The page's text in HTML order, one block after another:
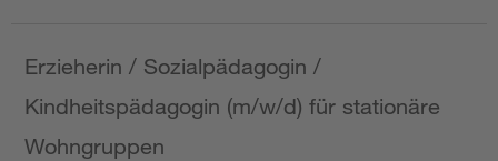
Erzieherin / Sozialpädagogin /
Kindheitspädagogin (m/w/d) für stationäre
Wohngruppen